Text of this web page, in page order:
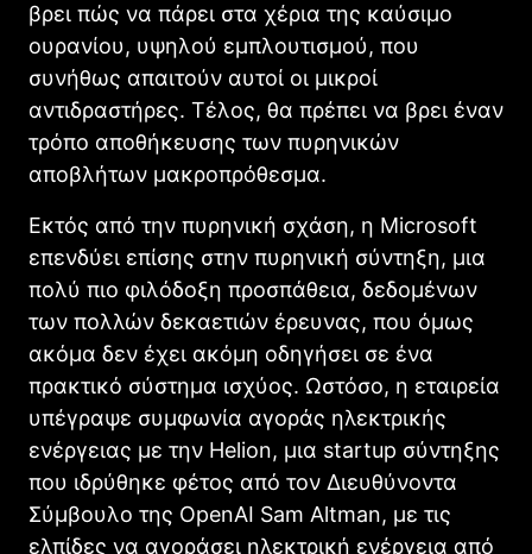
βρει πώς να πάρει στα χέρια της καύσιμο
ουρανίου, υψηλού εμπλουτισμού, που
συνήθως απαιτούν αυτοί οι μικροί
αντιδραστήρες. Τέλος, θα πρέπει να βρει έναν
τρόπο αποθήκευσης των πυρηνικών
αποβλήτων μακροπρόθεσμα.
Εκτός από την πυρηνική σχάση, η Microsoft
επενδύει επίσης στην πυρηνική σύντηξη, μια
πολύ πιο φιλόδοξη προσπάθεια, δεδομένων
των πολλών δεκαετιών έρευνας, που όμως
ακόμα δεν έχει ακόμη οδηγήσει σε ένα
πρακτικό σύστημα ισχύος. Ωστόσο, η εταιρεία
υπέγραψε συμφωνία αγοράς ηλεκτρικής
ενέργειας με την Helion, μια startup σύντηξης
που ιδρύθηκε φέτος από τον Διευθύνοντα
Σύμβουλο της OpenAI Sam Altman, με τις
ελπίδες να αγοράσει ηλεκτρική ενέργεια από